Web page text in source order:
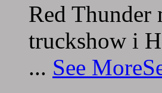
Red
truckshow i
... See More